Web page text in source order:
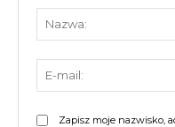
Zapisz moje nazwisko,